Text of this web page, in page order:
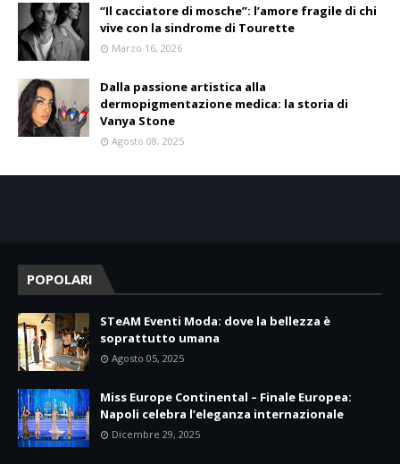
“Il cacciatore di mosche”: l’amore fragile di chi
vive con la sindrome di Tourette
Marzo 16, 2026
Dalla passione artistica alla
dermopigmentazione medica: la storia di
Vanya Stone
Agosto 08, 2025
POPOLARI
STeAM Eventi Moda: dove la bellezza è
soprattutto umana
Agosto 05, 2025
Miss Europe Continental – Finale Europea:
Napoli celebra l’eleganza internazionale
Dicembre 29, 2025